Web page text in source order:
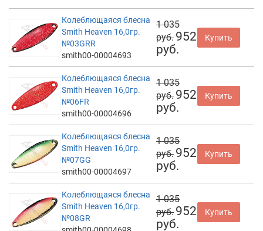
Колеблющаяся блесна
Smith Heaven 16,0гр.
№03GRR
smith00-00004693
1 035
руб. 952
руб.
Купить
Колеблющаяся блесна
Smith Heaven 16,0гр.
№06FR
smith00-00004696
1 035
руб. 952
руб.
Купить
Колеблющаяся блесна
Smith Heaven 16,0гр.
№07GG
smith00-00004697
1 035
руб. 952
руб.
Купить
Колеблющаяся блесна
Smith Heaven 16,0гр.
№08GR
1 035
руб. 952
руб.
Купить